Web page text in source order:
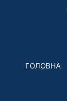
ГОЛОВНА